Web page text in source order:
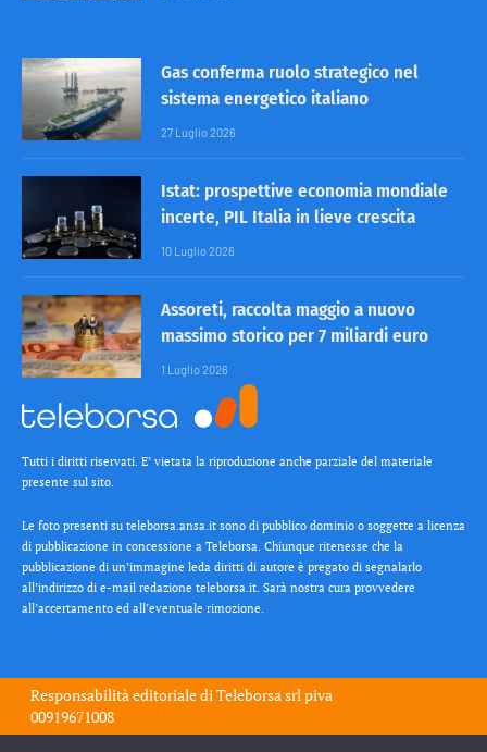
Gas conferma ruolo strategico nel
sistema energetico italiano
27 Luglio 2026
Istat: prospettive economia mondiale
incerte, PIL Italia in lieve crescita
10 Luglio 2026
Assoreti, raccolta maggio a nuovo
massimo storico per 7 miliardi euro
1 Luglio 2026
Tutti i diritti riservati. E’ vietata la riproduzione anche parziale del materiale
presente sul sito.
Le foto presenti su teleborsa.ansa.it sono di pubblico dominio o soggette a licenza
di pubblicazione in concessione a Teleborsa. Chiunque ritenesse che la
pubblicazione di un’immagine leda diritti di autore è pregato di segnalarlo
all’indirizzo di e-mail redazione teleborsa.it. Sarà nostra cura provvedere
all’accertamento ed all’eventuale rimozione.
Responsabilità editoriale diTeleborsa srlpiva
00919671008